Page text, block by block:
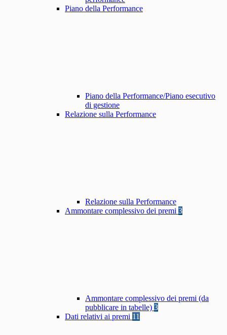
Piano della Performance
Piano della Performance/Piano esecutivo
di gestione
Relazione sulla Performance
Relazione sulla Performance
Ammontare complessivo dei premi 3
Ammontare complessivo dei premi (da
pubblicare in tabelle) 3
Dati relativi ai premi 11